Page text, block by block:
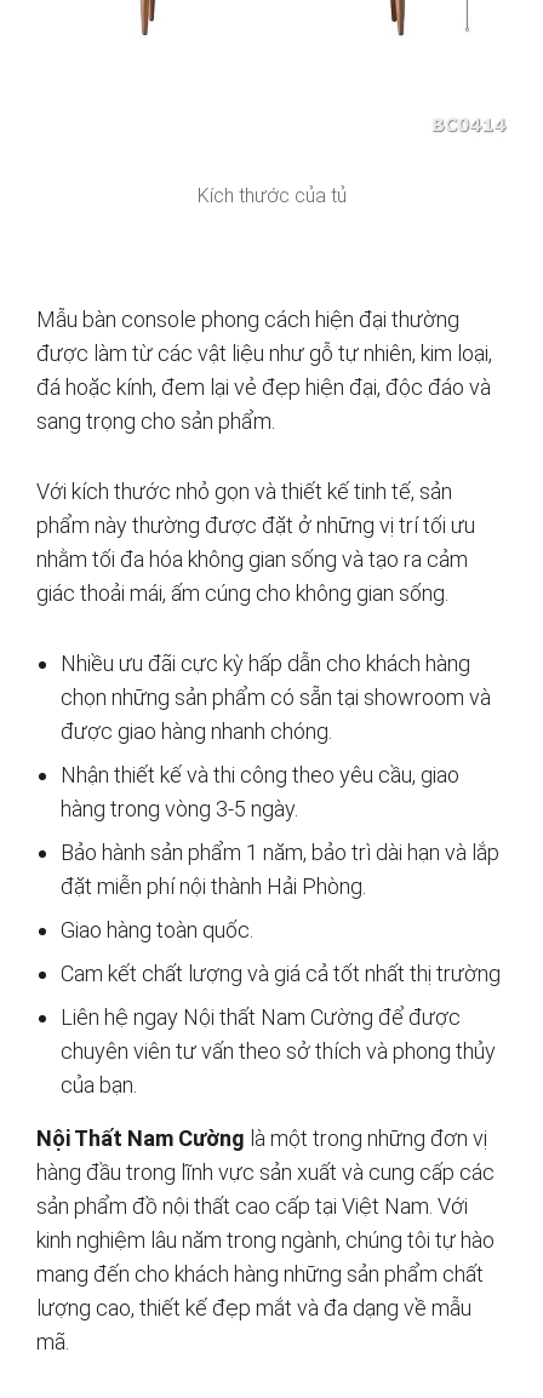
Kích thước của tủ
Mẫu bàn console phong cách hiện đại thường
được làm từ các vật liệu như gỗ tự nhiên, kim loại,
đá hoặc kính, đem lại vẻ đẹp hiện đại, độc đáo và
sang trọng cho sản phẩm.
Với kích thước nhỏ gọn và thiết kế tinh tế, sản
phẩm này thường được đặt ở những vị trí tối ưu
nhằm tối đa hóa không gian sống và tạo ra cảm
giác thoải mái, ấm cúng cho không gian sống.
Nhiều ưu đãi cực kỳ hấp dẫn cho khách hàng
chọn những sản phẩm có sẵn tại showroom và
được giao hàng nhanh chóng.
Nhận thiết kế và thi công theo yêu cầu, giao
hàng trong vòng 3-5 ngày.
Bảo hành sản phẩm 1 năm, bảo trì dài hạn và lắp
đặt miễn phí nội thành Hải Phòng.
Giao hàng toàn quốc.
Cam kết chất lượng và giá cả tốt nhất thị trường
Liên hệ ngay Nội thất Nam Cường để được
chuyên viên tư vấn theo sở thích và phong thủy
của bạn.
Nội Thất Nam Cường là một trong những đơn vị
hàng đầu trong lĩnh vực sản xuất và cung cấp các
sản phẩm đồ nội thất cao cấp tại Việt Nam. Với
kinh nghiệm lâu năm trong ngành, chúng tôi tự hào
mang đến cho khách hàng những sản phẩm chất
lượng cao, thiết kế đẹp mắt và đa dạng về mẫu
mã.